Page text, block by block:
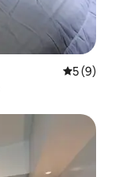
Средна
5 (9)